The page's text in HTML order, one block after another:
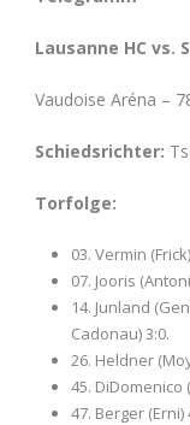
Lausanne HC vs.
Vaudoise Aréna –
Schiedsrichter:
Torfolge:
03. Vermin
07. Jooris
14. Junland
Cadonau) 3:0.
26. Heldner
45. DiDomenico
47. Berger (Erni)